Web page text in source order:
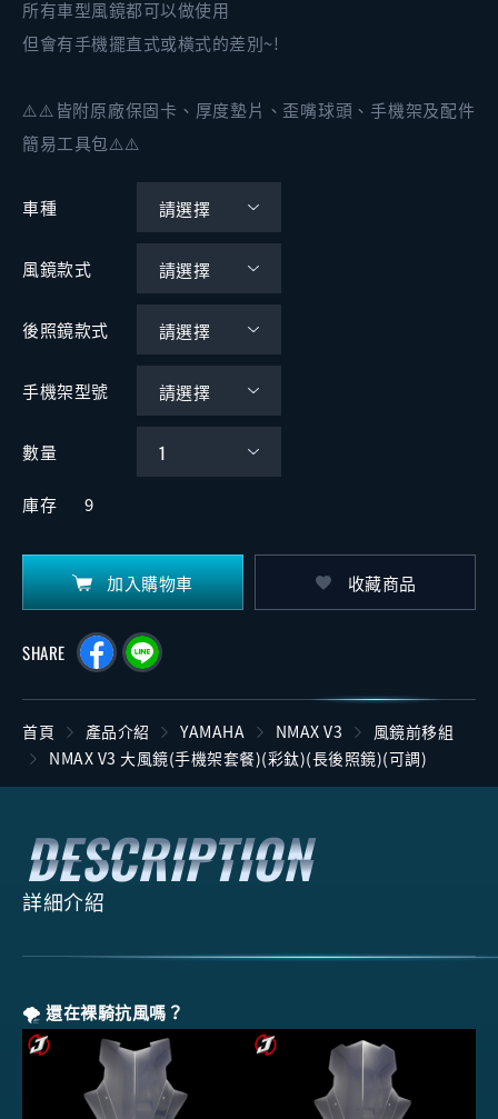
所有車型風鏡都可以做使用
但會有手機擺直式或橫式的差別~!
⚠️⚠️皆附原廠保固卡、厚度墊片、歪嘴球頭、手機架及配件
簡易工具包⚠️⚠️
車種
風鏡款式
後照鏡款式
手機架型號
數量
庫存 9
加入購物車 收藏商品
SHARE
首頁 產品介紹 YAMAHA NMAX V3
風鏡前移組
NMAX V3 大風鏡(手機架套餐)(彩鈦)(長後照鏡)(可調)
詳細介紹
🌪️ 還在裸騎抗風嗎？